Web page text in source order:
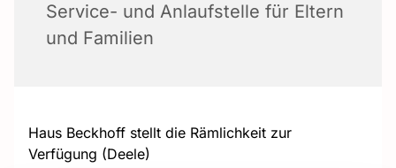
Service- und Anlaufstelle für Eltern
und Familien
Haus Beckhoff stellt die Rämlichkeit zur
Verfügung (Deele)